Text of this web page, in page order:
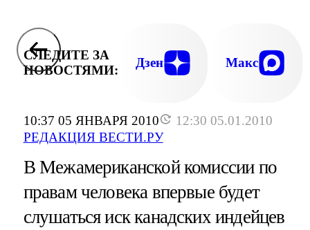
10:37 05 ЯНВАРЯ 2010
12:30 05.01.2010
РЕДАКЦИЯ ВЕСТИ.РУ
СЛЕДИТЕ ЗА
НОВОСТЯМИ:
Дзен Макс
В Межамериканской комиссии по
правам человека впервые будет
слушаться иск канадских индейцев